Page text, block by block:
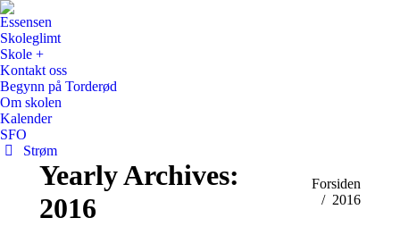
Essensen
Skoleglimt
Skole +
Kontakt oss
Begynn på Torderød
Om skolen
Kalender
SFO
Strøm
Yearly Archives:
2016
You are here:
Forsiden
2016